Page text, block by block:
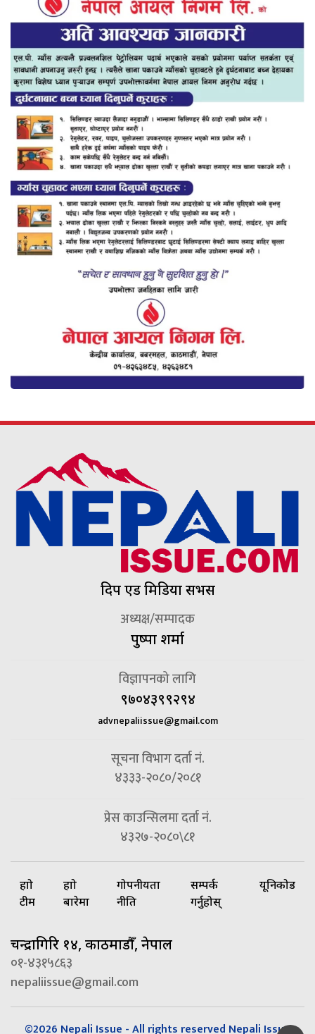
दिप एड मिडिया सर्भिस
अध्यक्ष/सम्पादक
पुष्पा शर्मा
विज्ञापनको लागि
९७०४३९९२९४
advnepaliissue@gmail.com
सूचना विभाग दर्ता नं.
४३३३-२०८०/२०८१
प्रेस काउन्सिलमा दर्ता नं.
४३२७-२०८०\८१
हाम्रो
टीम
हाम्रो
बारेमा
गोपनीयता
नीति
सम्पर्क
गर्नुहोस्
यूनिकोड
चन्द्रागिरि १४, काठमाडौँ, नेपाल
०१-४३१५८६३
nepaliissue@gmail.com
©2026 Nepali Issue - All rights reserved Nepali Issue